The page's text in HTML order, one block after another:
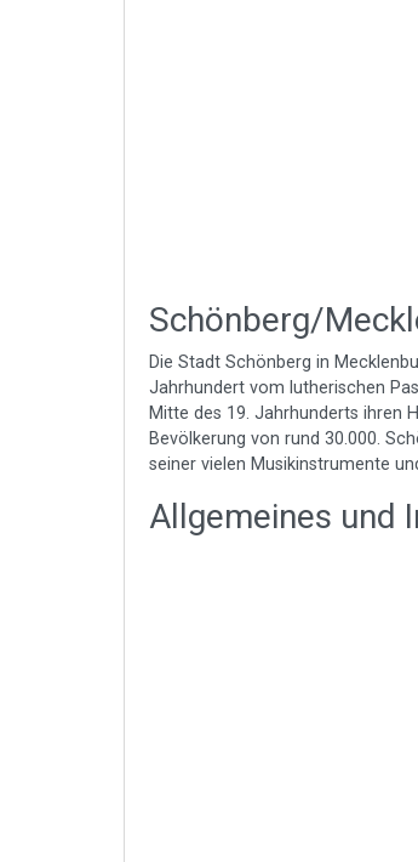
Schönberg/
Die Stadt Schönberg in
Jahrhundert vom lutherischen
Mitte des 19. Jahrhunderts ihren
Bevölkerung von rund 30.000.
seiner vielen Musikinstrumente
Allgemeines und